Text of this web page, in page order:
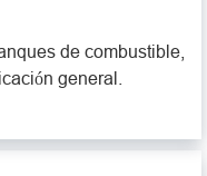
de combustible,
general.